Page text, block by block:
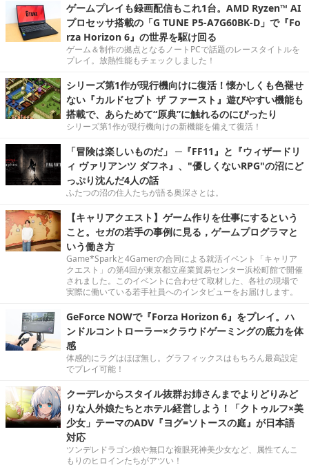
ゲームプレイも録画配信もこれ1台。AMD Ryzen™ AI
プロセッサ搭載の「G TUNE P5-A7G60BK-D」で『Fo
rza Horizon 6』の世界を駆け回る
ゲーム＆制作の拠点となるノートPCで話題のレースタイトルを
プレイ。放熱性能もチェックしました！
シリーズ第1作が現行機向けに復活！懐かしくも色褪せ
ない『カルドセプト ザ ファースト』遊びやすい機能も
搭載で、あらためて“原典”に触れるのにぴったり
シリーズ第1作が現行機向けの新機能を備えて復活！
「冒険は楽しいものだ」 ─『FF11』と『ウィザードリ
ィ ヴァリアンツ ダフネ』、"優しくないRPG"の沼にど
っぷり沈んだ4人の話
ふたつの沼の住人たちが語る奥深さとは。
【キャリアクエスト】ゲーム作りを仕事にするという
こと。セガの若手の事例に見る，ゲームプログラマと
いう働き方
Game*Sparkと4Gamerの合同による就活イベント「キャリア
クエスト」の第4回が東京都立産業貿易センター浜松町館で開催
されました。このイベントに合わせて取材した、各社の現場で
実際に働いている若手社員へのインタビューをお届けします。
GeForce NOWで『Forza Horizon 6』をプレイ。ハ
ンドルコントローラー×クラウドゲーミングの底力を体
感
体感的にラグはほぼ無し。グラフィックスはもちろん最高設定
でプレイ可能！
クーデレからスタイル抜群お姉さんまでよりどりみど
りな人外娘たちとホテル経営しよう！「クトゥルフ×美
少女」テーマのADV『ヨグ=ソトースの庭』が日本語
対応
ツンデレドラゴン娘や無口な複眼死神美少女など、属性てんこ
もりのヒロインたちがアツい！